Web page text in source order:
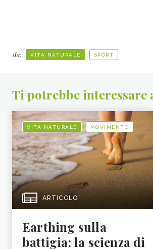
da: VITA NATURALE SPORT
Ti potrebbe interessare
VITA NATURALE MOVIMENTO
ARTICOLO
Earthing sulla
battigia: la scienza di